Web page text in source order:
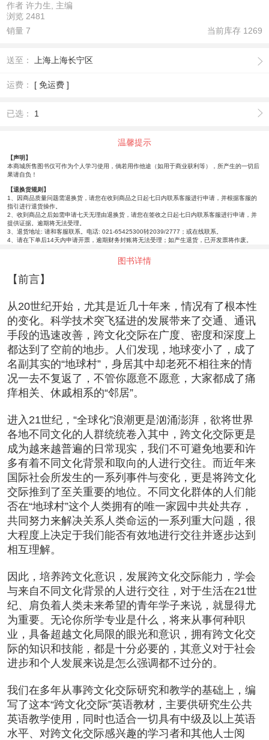
作者 许力生, 主编
浏览 2481
销量 7
当前库存 1269
送至： 上海上海长宁区
运费： [ 免运费 ]
已选： 1
温馨提示
【声明】
本商城所售图书仅可作为个人学习使用，倘若用作他途（如用于商业获利等），所产生的一切后
果请自负！
【退换货规则】
1、因商品质量问题需退换货，请您在收到商品之日起七日内联系客服进行申请，并根据客服的
指引进行退货操作。
2、收到商品之后如需申请七天无理由退换货，请您在签收之日起七日内联系客服进行申请，并
提供证据。逾期将无法受理。
3、退货地址: 请和客服联系。电话: 021-65425300转2039/2777；或在线联系。
4、请在下单后14天内申请开票，逾期财务封账将无法受理；如产生退货，已开发票将作废。
图书详情
【前言】
从20世纪开始，尤其是近几十年来，情况有了根本性
的变化。科学技术突飞猛进的发展带来了交通、通讯
手段的迅速改善，跨文化交际在广度、密度和深度上
都达到了空前的地步。人们发现，地球变小了，成了
名副其实的“地球村”，身居其中却老死不相往来的情
况一去不复返了，不管你愿意不愿意，大家都成了痛
痒相关、休戚相系的“邻居”。
进入21世纪，“全球化”浪潮更是汹涌澎湃，欲将世界
各地不同文化的人群统统卷入其中，跨文化交际更是
成为越来越普遍的日常现实，我们不可避免地要和许
多有着不同文化背景和取向的人进行交往。而近年来
国际社会所发生的一系列事件与变化，更是将跨文化
交际推到了至关重要的地位。不同文化群体的人们能
否在“地球村”这个人类拥有的唯一家园中共处共存，
共同努力来解决关系人类命运的一系列重大问题，很
大程度上决定于我们能否有效地进行交往并逐步达到
相互理解。
因此，培养跨文化意识，发展跨文化交际能力，学会
与来自不同文化背景的人进行交往，对于生活在21世
纪、肩负着人类未来希望的青年学子来说，就显得尤
为重要。无论你所学专业是什么，将来从事何种职
业，具备超越文化局限的眼光和意识，拥有跨文化交
际的知识和技能，都是十分必要的，其意义对于社会
进步和个人发展来说是怎么强调都不过分的。
我们在多年从事跨文化交际研究和教学的基础上，编
写了这本“跨文化交际”英语教材，主要供研究生公共
英语教学使用，同时也适合一切具有中级及以上英语
水平、对跨文化交际感兴趣的学习者和其他人士阅